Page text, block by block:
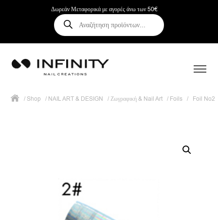
Δωρεάν Μεταφορικά με αγορές άνω των 50€
Αναζήτηση
προϊόντων
/Shop / NAIL ART & DESIGN /Ζωγραφική & Nail Art / Foils / Foil No2